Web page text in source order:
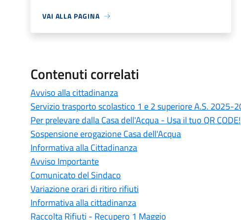
VAI ALLA PAGINA
Contenuti correlati
Avviso alla cittadinanza
Servizio trasporto scolastico 1 e 2 superiore A.S. 2025-
Per prelevare dalla Casa dell'Acqua - Usa il tuo QR CODE!
Sospensione erogazione Casa dell'Acqua
Informativa alla Cittadinanza
Avviso Importante
Comunicato del Sindaco
Variazione orari di ritiro rifiuti
Informativa alla cittadinanza
Raccolta Rifiuti - Recupero 1 Maggio